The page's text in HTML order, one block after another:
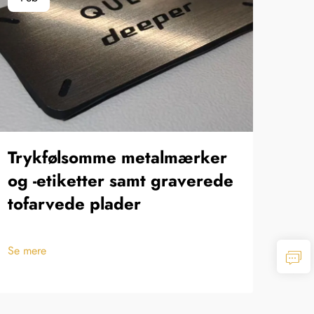
Trykfølsomme metalmærker
og -etiketter samt graverede
tofarvede plader
Se mere